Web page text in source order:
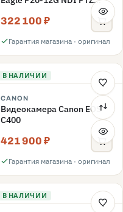
выход 12G-SDI/4K HDMI
322 100 ₽
Гарантия магазина · оригинал
В НАЛИЧИИ
CANON
Видеокамера Canon EOS
C400
421 900 ₽
Гарантия магазина · оригинал
В НАЛИЧИИ